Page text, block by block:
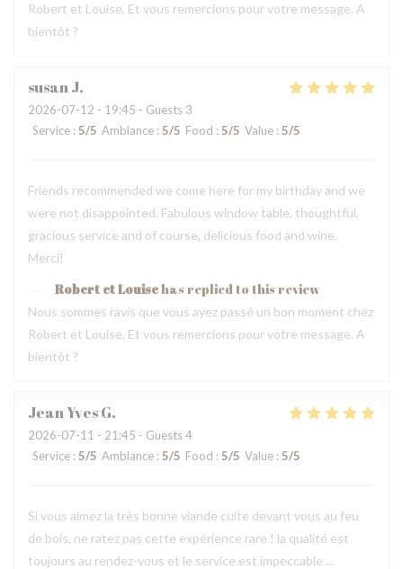
Robert et Louise, Et vous remercions pour votre message. A
bientôt ?
susanJ
2026-07-12 - 19:45 - Guests 3
Service : 5/5 Ambiance : 5/5 Food : 5/5 Value : 5/5
Friends recommended we come here for my birthday and we
were not disappointed. Fabulous window table, thoughtful,
gracious service and of course, delicious food and wine.
Merci!
Robert et Louisehas replied to this review
Nous sommes ravis que vous ayez passé un bon moment chez
Robert et Louise, Et vous remercions pour votre message. A
bientôt ?
Jean YvesG
2026-07-11 - 21:45 - Guests 4
Service : 5/5 Ambiance : 5/5 Food : 5/5 Value : 5/5
Si vous aimez la très bonne viande cuite devant vous au feu
de bois, ne ratez pas cette expérience rare ! la qualité est
toujours au rendez-vous et le service est impeccable …